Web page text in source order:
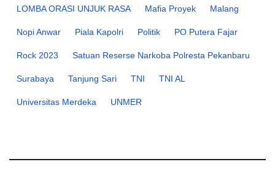
LOMBA ORASI UNJUK RASA Mafia Proyek Malang
Nopi Anwar Piala Kapolri Politik PO Putera Fajar
Rock 2023 Satuan Reserse Narkoba Polresta Pekanbaru
Surabaya Tanjung Sari TNI TNI AL
Universitas Merdeka UNMER